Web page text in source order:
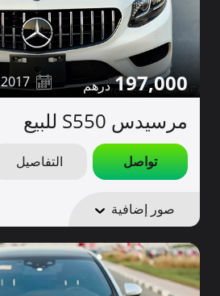
197,000
2017
مرسيدس S550 للبيع
تواصل التفاصيل
صور إضافية